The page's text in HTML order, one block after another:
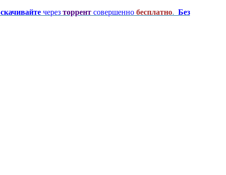
скачивайте через торрент совершенно бесплатно. Без